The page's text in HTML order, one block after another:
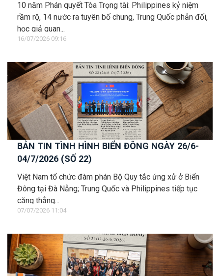
10 năm Phán quyết Tòa Trọng tài: Philippines kỷ niệm
rầm rộ, 14 nước ra tuyên bố chung, Trung Quốc phản đối,
học giả quan...
16/07/2026 09:16
BẢN TIN TÌNH HÌNH BIỂN ĐÔNG NGÀY 26/6-
04/7/2026 (SỐ 22)
Việt Nam tổ chức đàm phán Bộ Quy tắc ứng xử ở Biển
Đông tại Đà Nẵng; Trung Quốc và Philippines tiếp tục
căng thẳng...
07/07/2026 11:04